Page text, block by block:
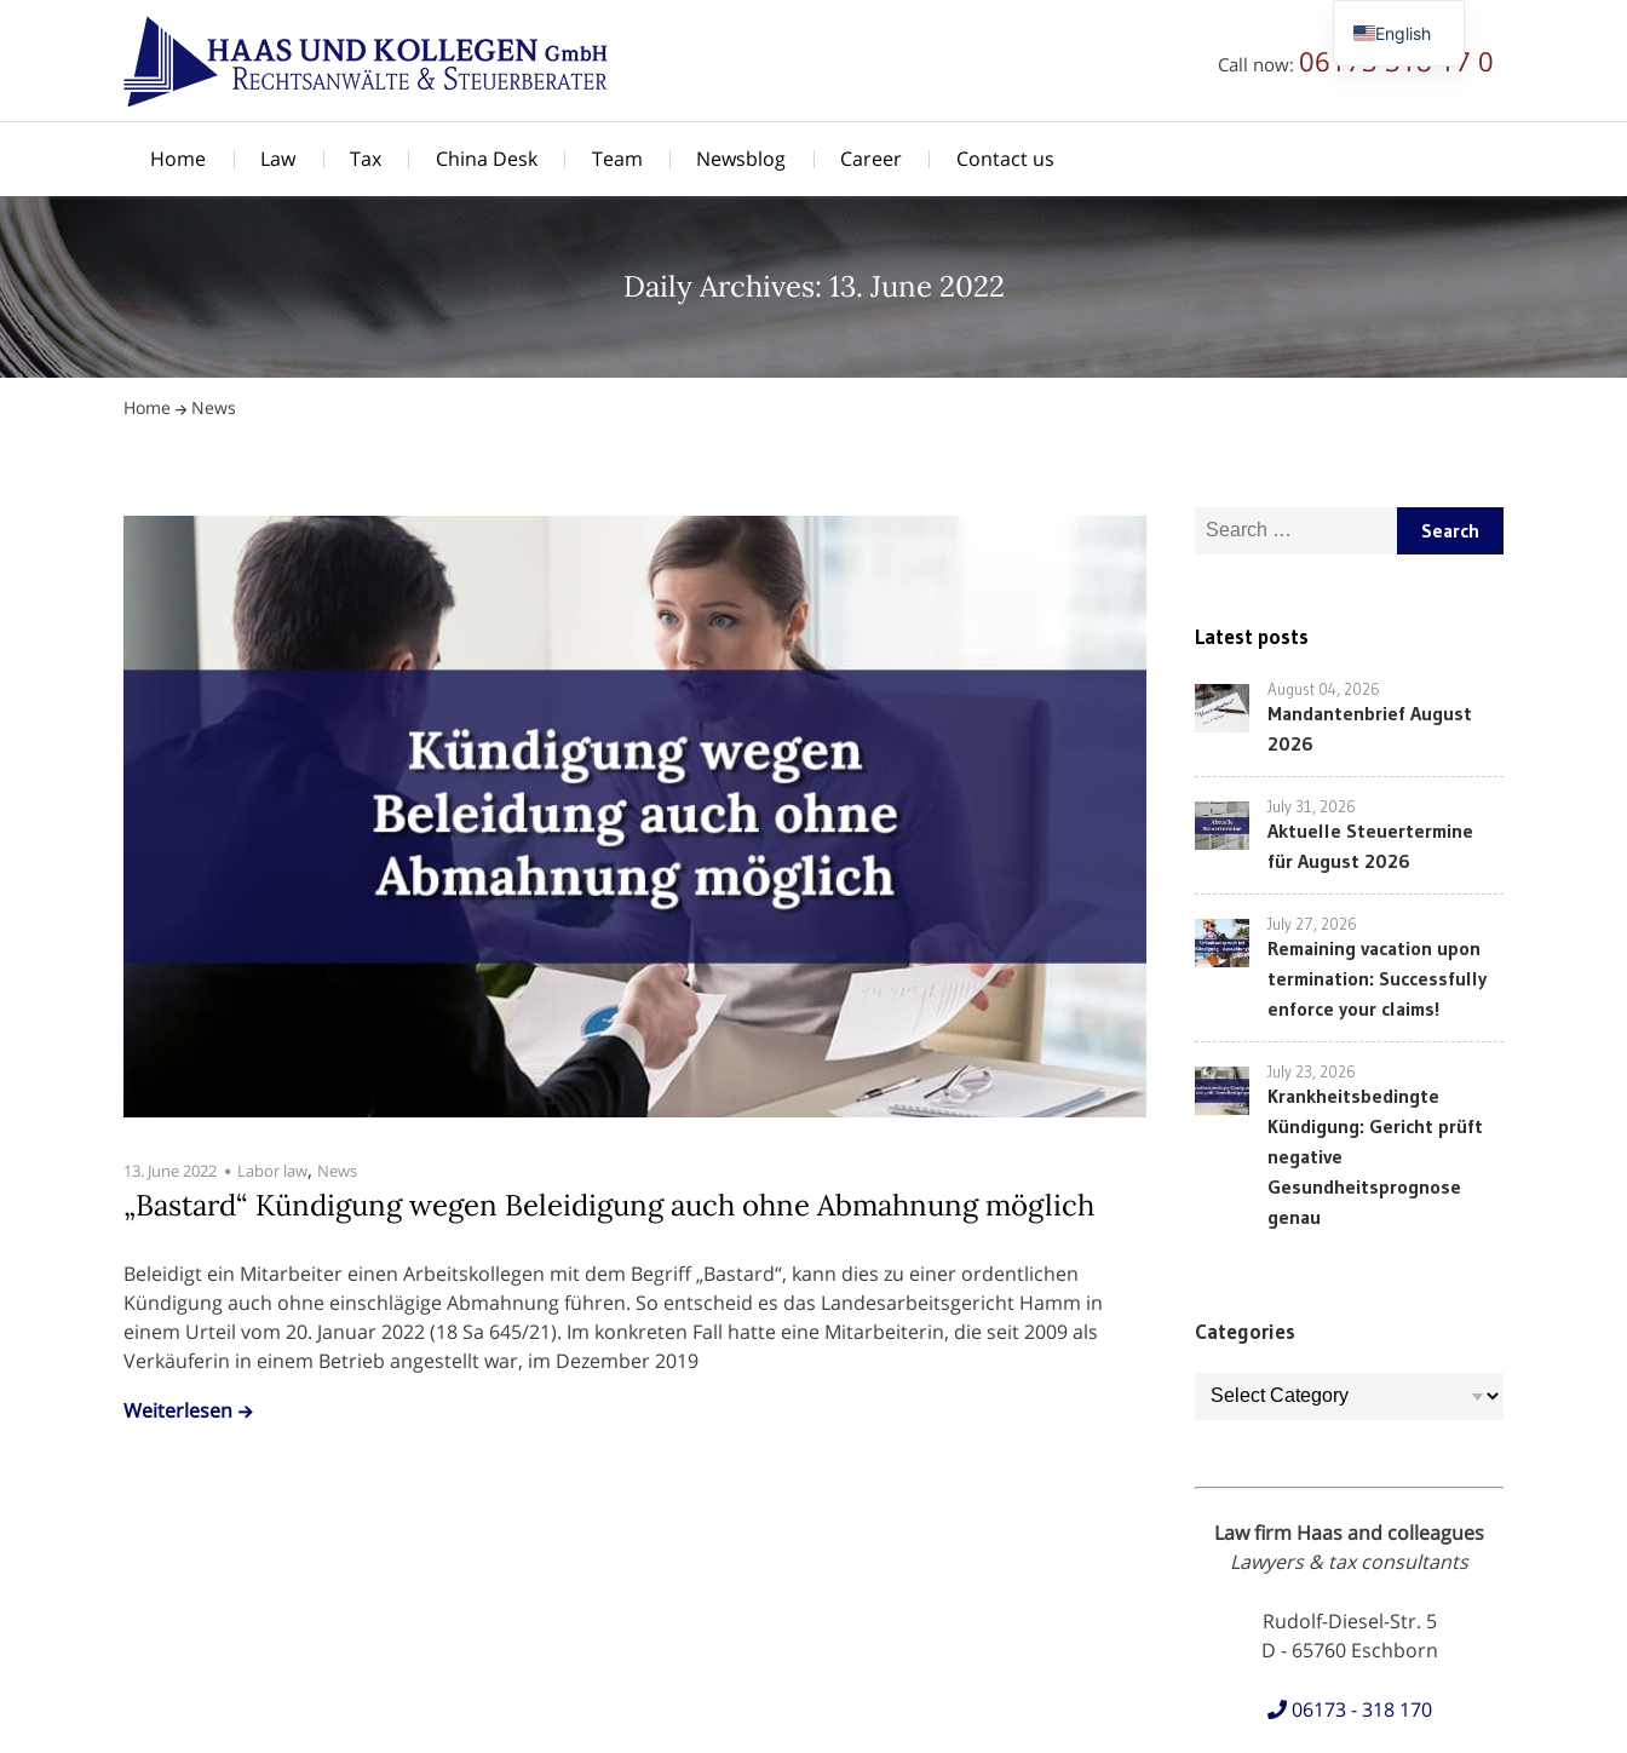
Call now: 06173 318 17 0
Home Law Tax China Desk Team Newsblog Career Contact us
Daily Archives: 13. June 2022
Home News
13. June 2022 Labor law, News
„Bastard“ Kündigung wegen Beleidigung auch ohne Abmahnung möglich
Beleidigt ein Mitarbeiter einen Arbeitskollegen mit dem Begriff „Bastard“, kann dies zu einer ordentlichen
Kündigung auch ohne einschlägige Abmahnung führen. So entscheid es das Landesarbeitsgericht Hamm in
einem Urteil vom 20. Januar 2022 (18 Sa 645/21). Im konkreten Fall hatte eine Mitarbeiterin, die seit 2009 als
Verkäuferin in einem Betrieb angestellt war, im Dezember 2019
Weiterlesen
Search for:
Latest posts
August 04, 2026
Mandantenbrief August
2026
July 31, 2026
Aktuelle Steuertermine
für August 2026
July 27, 2026
Remaining vacation upon
termination: Successfully
enforce your claims!
July 23, 2026
Krankheitsbedingte
Kündigung: Gericht prüft
negative
Gesundheitsprognose
genau
Categories
Categories
Law firm Haas and colleagues
Lawyers & tax consultants
Rudolf-Diesel-Str. 5
D - 65760 Eschborn
06173 - 318 170
English
Deutsch